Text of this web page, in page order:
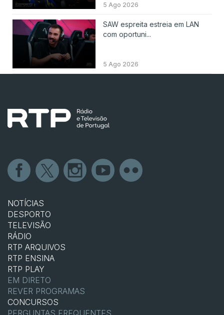
5 Ago 2026
SAW espreita estreia em LAN
com oportuni...
5 Ago 2026
NOTÍCIAS
DESPORTO
TELEVISÃO
RÁDIO
RTP ARQUIVOS
RTP ENSINA
RTP PLAY
EM DIRETO
REVER PROGRAMAS
CONCURSOS
PERGUNTAS FREQUENTES